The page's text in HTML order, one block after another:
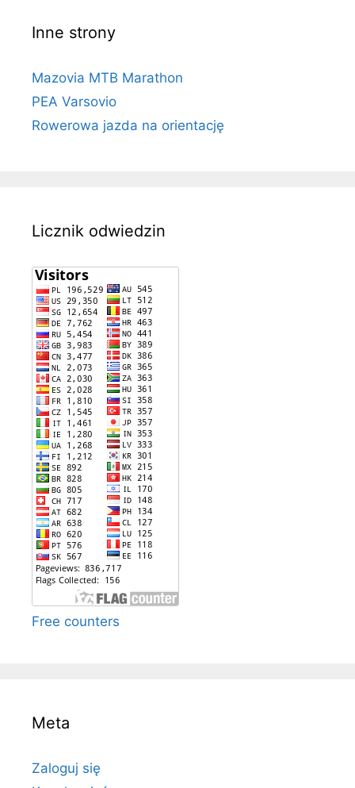
Inne strony
Mazovia MTB Marathon
PEA Varsovio
Rowerowa jazda na orientację
Licznik odwiedzin
Free counters
Meta
Zaloguj się